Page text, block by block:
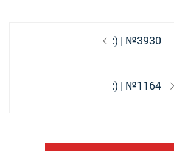
Предыдущая
:) | №3930
Следующая
:) | №1164